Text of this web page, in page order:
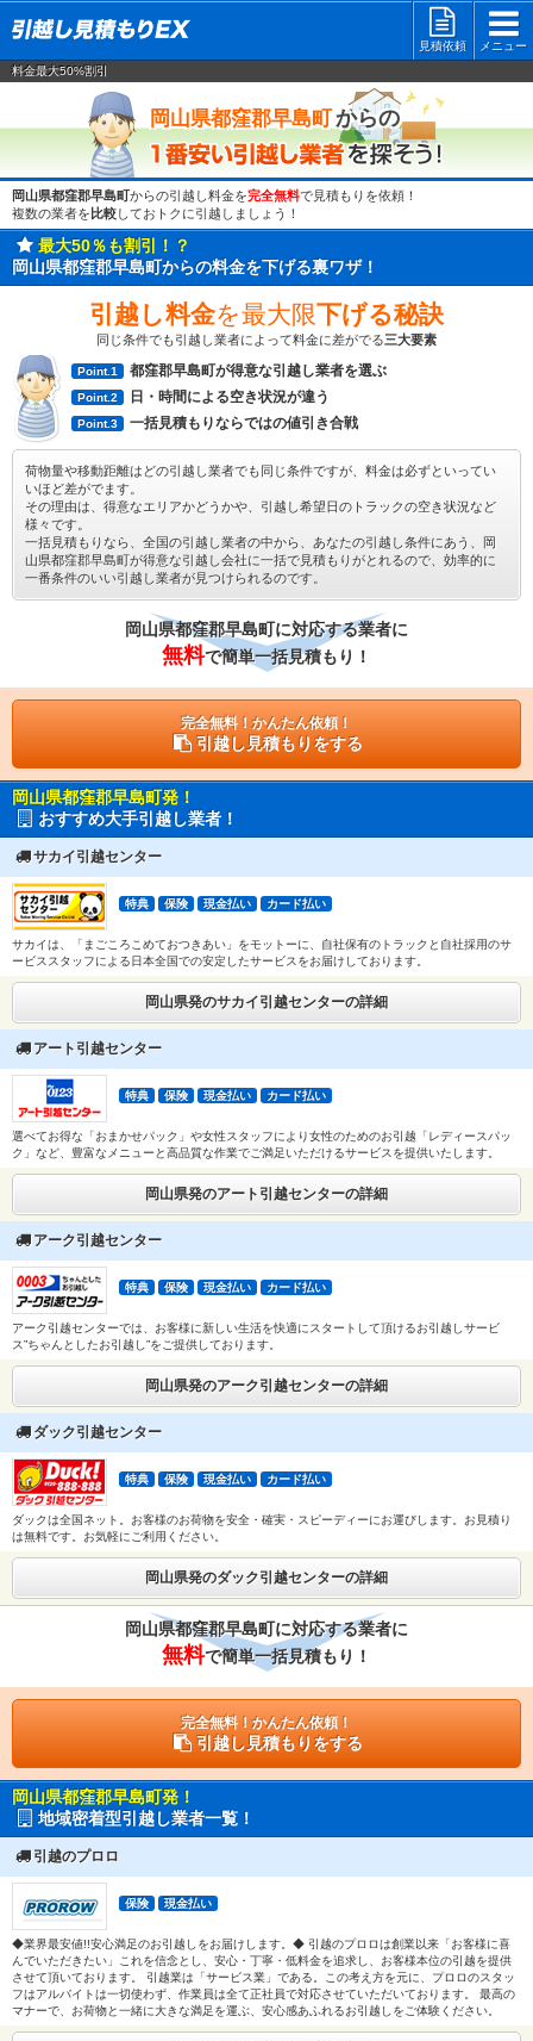
見積依頼
メニュー
料金最大50%割引
岡山県都窪郡早島町からの
岡山県都窪郡早島町からの引越し料金を完全無料で見積もりを依頼！
複数の業者を 比較しておトクに引越しましょう！
最大50％も割引！？
岡山県都窪郡早島町からの料金を下げる裏ワザ！
引越し料金を最大限下げる秘訣
同じ条件でも引越し業者によって料金に差がでる三大要素
Point.1 都窪郡早島町が得意な引越し業者を選ぶ
Point.2 日・時間による空き状況が違う
Point.3 一括見積もりならではの値引き合戦
荷物量や移動距離はどの引越し業者でも同じ条件ですが、料金は必ずといってい
いほど差がでます。
その理由は、得意なエリアかどうかや、引越し希望日のトラックの空き状況など
様々です。
一括見積もりなら、全国の引越し業者の中から、あなたの引越し条件にあう、岡
山県都窪郡早島町が得意な引越し会社に一括で見積もりがとれるので、効率的に
一番条件のいい引越し業者が見つけられるのです。
岡山県都窪郡早島町に対応する業者に
無料で簡単一括見積もり！
完全無料！かんたん依頼！
引越し見積もりをする
岡山県都窪郡早島町発！
おすすめ大手引越し業者！
サカイ引越センター
特典 保険 現金払い カード払い
サカイは、「まごころこめておつきあい」をモットーに、自社保有のトラックと自社採用のサ
ービススタッフによる日本全国での安定したサービスをお届けしております。
岡山県発のサカイ引越センターの詳細
アート引越センター
特典 保険 現金払い カード払い
選べてお得な「おまかせパック」や女性スタッフにより女性のためのお引越「レディースパッ
ク」など、豊富なメニューと高品質な作業でご満足いただけるサービスを提供いたします。
岡山県発のアート引越センターの詳細
アーク引越センター
特典 保険 現金払い カード払い
アーク引越センターでは、お客様に新しい生活を快適にスタートして頂けるお引越しサービ
ス”ちゃんとしたお引越し”をご提供しております。
岡山県発のアーク引越センターの詳細
ダック引越センター
特典 保険 現金払い カード払い
ダックは全国ネット。お客様のお荷物を安全・確実・スピーディーにお運びします。お見積り
は無料です。お気軽にご利用ください。
岡山県発のダック引越センターの詳細
岡山県都窪郡早島町に対応する業者に
無料で簡単一括見積もり！
完全無料！かんたん依頼！
引越し見積もりをする
岡山県都窪郡早島町発！
地域密着型引越し業者一覧！
引越のプロロ
保険 現金払い
◆業界最安値!!安心満足のお引越しをお届けします。◆ 引越のプロロは創業以来「お客様に喜
んでいただきたい」これを信念とし、安心・丁寧・低料金を追求し、お客様本位の引越を提供
させて頂いております。 引越業は「サービス業」である。この考え方を元に、プロロのスタッ
フはアルバイトは一切使わず、作業員は全て正社員で対応させていただいております。 最高の
マナーで、お荷物と一緒に大きな満足を運ぶ、安心感あふれるお引越しをご体験ください。